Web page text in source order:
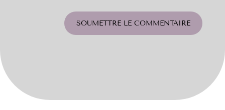
SOUMETTRE LE COMMENTAIRE